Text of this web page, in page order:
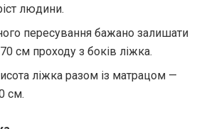
людини.
пересування бажано залишати
см проходу з боків ліжка.
ліжка разом із матрацом —
см.